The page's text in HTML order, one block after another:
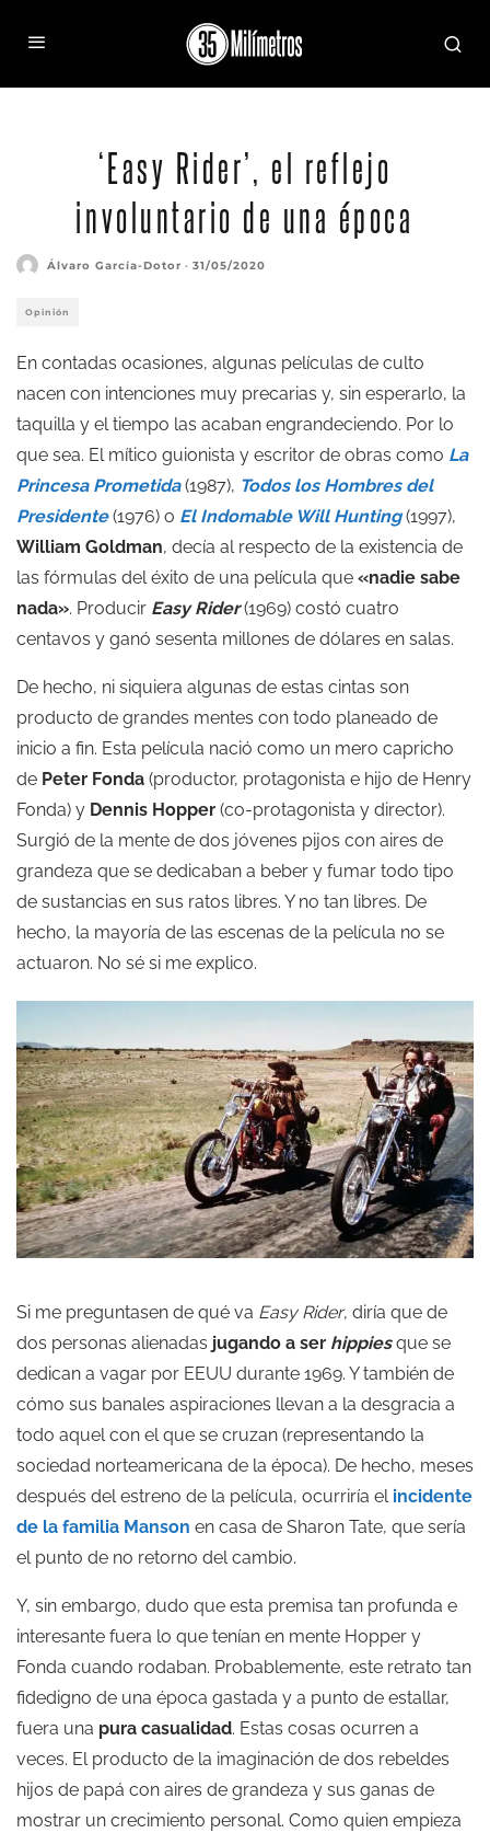
‘Easy Rider’, el reflejo
involuntario de una época
Álvaro García-Dotor · 31/05/2020
Opinión
En contadas ocasiones, algunas películas de culto
nacen con intenciones muy precarias y, sin esperarlo, la
taquilla y el tiempo las acaban engrandeciendo. Por lo
que sea. El mítico guionista y escritor de obras como La
Princesa Prometida(1987), Todos los Hombres del
Presidente(1976) o El Indomable Will Hunting(1997),
William Goldman, decía al respecto de la existencia de
las fórmulas del éxito de una película que «nadie sabe
nada». Producir Easy Rider(1969) costó cuatro
centavos y ganó sesenta millones de dólares en salas.
De hecho, ni siquiera algunas de estas cintas son
producto de grandes mentes con todo planeado de
inicio a fin. Esta película nació como un mero capricho
de Peter Fonda (productor, protagonista e hijo de Henry
Fonda) y Dennis Hopper (co-protagonista y director).
Surgió de la mente de dos jóvenes pijos con aires de
grandeza que se dedicaban a beber y fumar todo tipo
de sustancias en sus ratos libres. Y no tan libres. De
hecho, la mayoría de las escenas de la película no se
actuaron. No sé si me explico.
Si me preguntasen de qué va Easy Rider, diría que de
dos personas alienadas jugando a ser hippiesque se
dedican a vagar por EEUU durante 1969. Y también de
cómo sus banales aspiraciones llevan a la desgracia a
todo aquel con el que se cruzan (representando la
sociedad norteamericana de la época). De hecho, meses
después del estreno de la película, ocurriría el incidente
de la familia Manson en casa de Sharon Tate, que sería
el punto de no retorno del cambio.
Y, sin embargo, dudo que esta premisa tan profunda e
interesante fuera lo que tenían en mente Hopper y
Fonda cuando rodaban. Probablemente, este retrato tan
fidedigno de una época gastada y a punto de estallar,
fuera una pura casualidad. Estas cosas ocurren a
veces. El producto de la imaginación de dos rebeldes
hijos de papá con aires de grandeza y sus ganas de
mostrar un crecimiento personal. Como quien empieza